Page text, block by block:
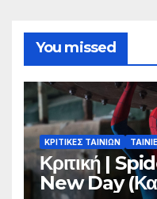
You missed
ΚΡΙΤΙΚΕΣ ΤΑΙΝΙΩΝ
Κριτική |
New Day